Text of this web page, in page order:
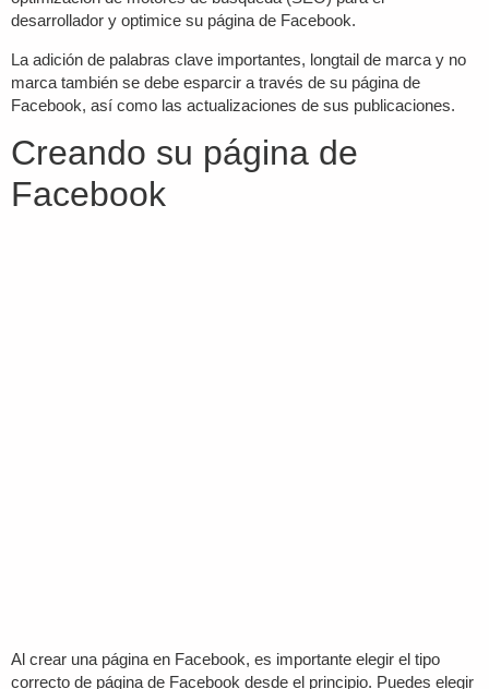
desarrollador y optimice su página de Facebook.
La adición de palabras clave importantes, longtail de marca y no
marca también se debe esparcir a través de su página de
Facebook, así como las actualizaciones de sus publicaciones.
Creando su página de
Facebook
Al crear una página en Facebook, es importante elegir el tipo
correcto de página de Facebook desde el principio. Puedes elegir